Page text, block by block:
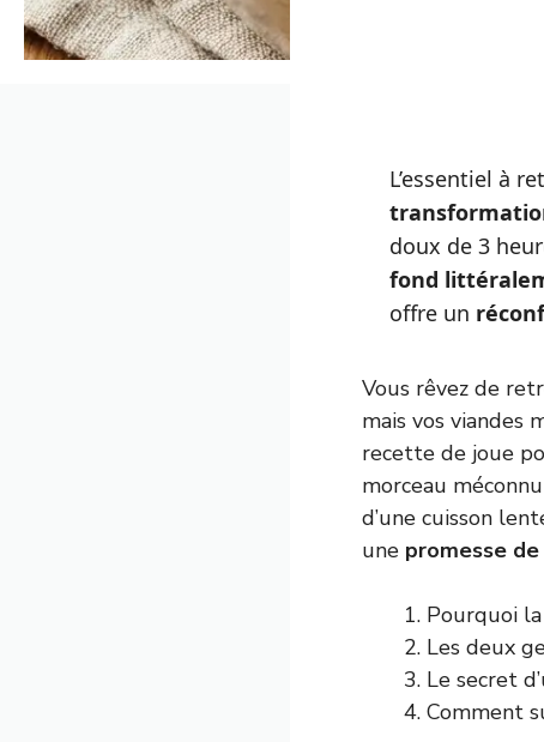
L’essentiel à
doux de 3
fond
offre un
Vous rêvez de
mais vos viandes
recette de joue
morceau
d’une cuisson
une promesse
Pourquoi
Les deux
Le secret
Comment